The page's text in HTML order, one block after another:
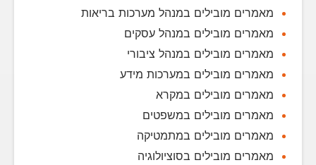
מאמרים מובילים במנהל מערכות בריאות
מאמרים מובילים במנהל עסקים
מאמרים מובילים במנהל ציבורי
מאמרים מובילים במערכות מידע
מאמרים מובילים במקרא
מאמרים מובילים במשפטים
מאמרים מובילים במתמטיקה
מאמרים מובילים בסוציולוגיה